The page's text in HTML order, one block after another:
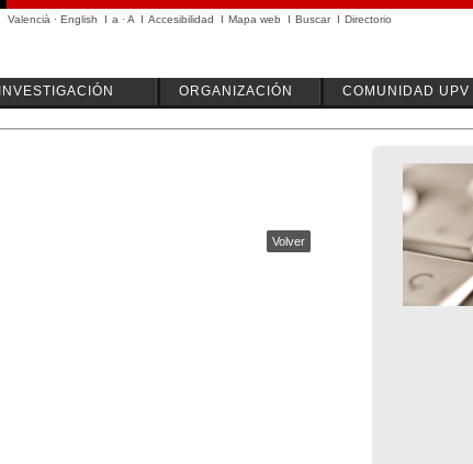
Valencià · English I a ·A I Accesibilidad I Mapa web I Buscar I Directorio
INVESTIGACIÓN ORGANIZACIÓN COMUNIDAD UPV
Volver